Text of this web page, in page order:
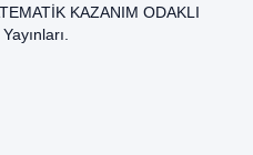
KAZANIM ODAKLI